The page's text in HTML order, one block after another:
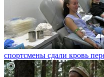
спортсмены сдали кровь